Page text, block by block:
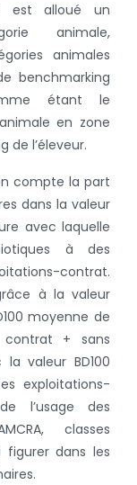
est alloué un
animale,
animales
benchmarking
étant le
en zone
de l’éleveur.
compte la part
dans la valeur
avec laquelle
à des
contrat.
à la valeur
moyenne de
+ sans
la valeur BD100
exploitations-
l’usage des
classes
figurer dans les